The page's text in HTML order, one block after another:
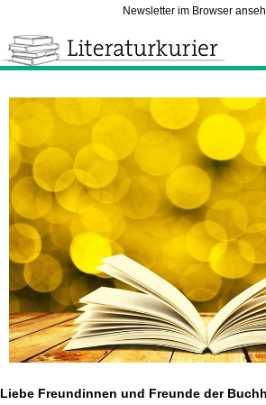
Newsletter im Browser
Liebe Freundinnen und Freunde der